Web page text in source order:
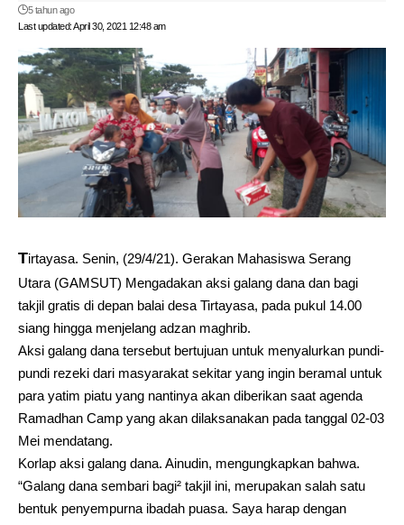
Last updated: April 30, 2021 12:48 am
5 tahun ago
Tirtayasa. Senin, (29/4/21). Gerakan Mahasiswa Serang
Utara (GAMSUT) Mengadakan aksi galang dana dan bagi
takjil gratis di depan balai desa Tirtayasa, pada pukul 14.00
siang hingga menjelang adzan maghrib.
Aksi galang dana tersebut bertujuan untuk menyalurkan pundi-
pundi rezeki dari masyarakat sekitar yang ingin beramal untuk
para yatim piatu yang nantinya akan diberikan saat agenda
Ramadhan Camp yang akan dilaksanakan pada tanggal 02-03
Mei mendatang.
Korlap aksi galang dana. Ainudin, mengungkapkan bahwa.
“Galang dana sembari bagi² takjil ini, merupakan salah satu
bentuk penyempurna ibadah puasa. Saya harap dengan